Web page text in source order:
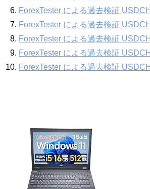
ForexTester による過去検証
ForexTester による過去検証
ForexTester による過去検証
ForexTester による過去検証
ForexTester による過去検証